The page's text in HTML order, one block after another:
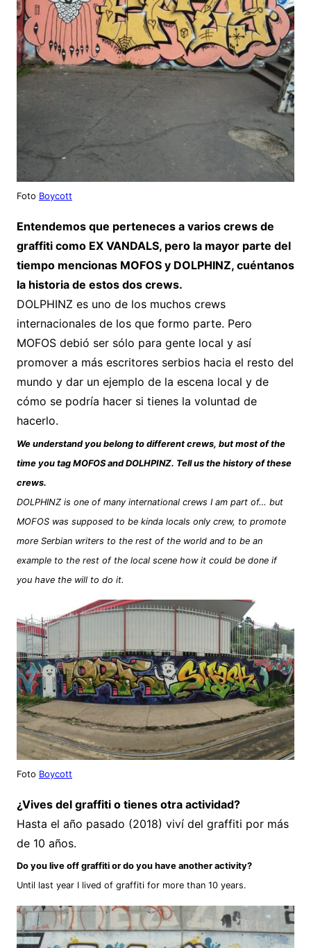
Foto Boycott
Entendemos que perteneces a varios crews de
graffiti como EX VANDALS, pero la mayor parte del
tiempo mencionas MOFOS y DOLPHINZ, cuéntanos
la historia de estos dos crews.
DOLPHINZ es uno de los muchos crews
internacionales de los que formo parte. Pero
MOFOS debió ser sólo para gente local y así
promover a más escritores serbios hacia el resto del
mundo y dar un ejemplo de la escena local y de
cómo se podría hacer si tienes la voluntad de
hacerlo.
We understand you belong to different crews, but most of the
time you tag MOFOS and DOLHPINZ. Tell us the history of these
crews.
DOLPHINZ is one of many international crews I am part of… but
MOFOS was supposed to be kinda locals only crew, to promote
more Serbian writers to the rest of the world and to be an
example to the rest of the local scene how it could be done if
you have the will to do it.
Foto Boycott
¿Vives del graffiti o tienes otra actividad?
Hasta el año pasado (2018) viví del graffiti por más
de 10 años.
Do you live off graffiti or do you have another activity?
Until last year I lived of graffiti for more than 10 years.